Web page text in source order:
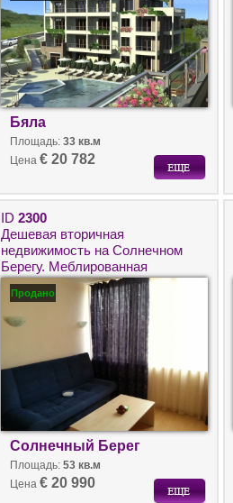
Бяла
Площадь: 33 кв.м
Цена € 20 782
ID 2300
Дешевая вторичная
недвижимость на Солнечном
Берегу. Меблированная
двухкомнатная квартира на
продажу в Болгарии.
Продано
Солнечный Берег
Площадь: 53 кв.м
Цена € 20 990